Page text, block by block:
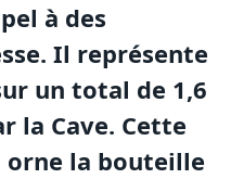
à des
Il représente
un total de 1,6
la Cave. Cette
orne la bouteille